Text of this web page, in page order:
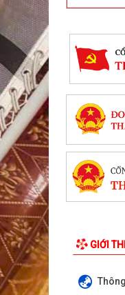
GIỚI
Ủy ban
đuôi chuột
phong trào...
công...
Hướng dẫn
lúa vụ Mùa